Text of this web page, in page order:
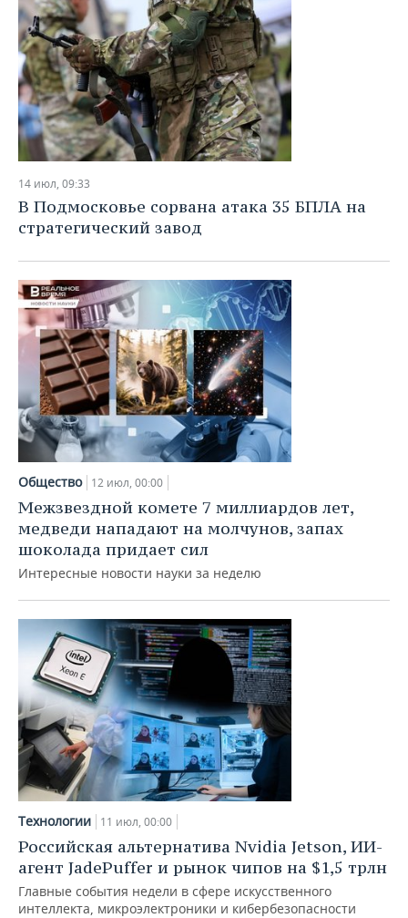
14 июл, 09:33
В Подмосковье сорвана атака 35 БПЛА на
стратегический завод
Общество 12 июл, 00:00
Межзвездной комете 7 миллиардов лет,
медведи нападают на молчунов, запах
шоколада придает сил
Интересные новости науки за неделю
Технологии 11 июл, 00:00
Российская альтернатива Nvidia Jetson, ИИ-
агент JadePuffer и рынок чипов на $1,5 трлн
Главные события недели в сфере искусственного
интеллекта, микроэлектроники и кибербезопасности